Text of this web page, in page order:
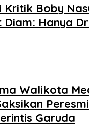
Kritik Boby
Diam: Hanya
Walikota
Garuda